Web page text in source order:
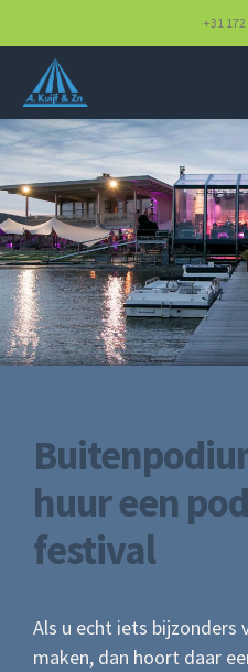
+31 172
huur een
festival
Als u echt iets bijzonders
maken, dan hoort daar